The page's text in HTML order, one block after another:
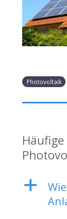
Photovoltaik
a